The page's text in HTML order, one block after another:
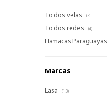
Toldos velas (5)
Toldos redes (4)
Hamacas Paraguayas
Marcas
Lasa (13)